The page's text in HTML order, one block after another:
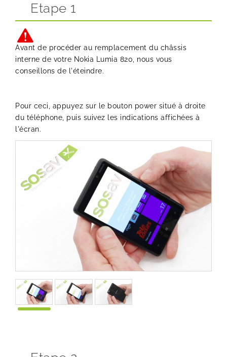
Etape 1
Avant de procéder au remplacement du châssis
interne de votre Nokia Lumia 820, nous vous
conseillons de l'éteindre.
Pour ceci, appuyez sur le bouton power situé à droite
du téléphone, puis suivez les indications affichées à
l'écran.